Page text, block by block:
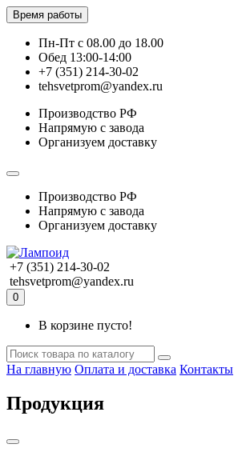
Время работы
Пн-Пт с 08.00 до 18.00
Обед 13:00-14:00
+7 (351) 214-30-02
tehsvetprom@yandex.ru
Производство РФ
Напрямую с завода
Организуем доставку
Производство РФ
Напрямую с завода
Организуем доставку
+7 (351) 214-30-02
tehsvetprom@yandex.ru
0
В корзине пусто!
На главную Оплата и доставка Контакты
Продукция